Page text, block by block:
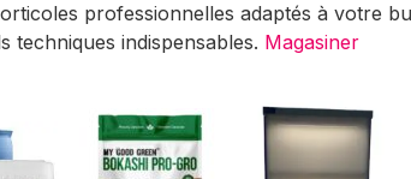
professionnelles adaptés à votre
techniques indispensables. Magasiner